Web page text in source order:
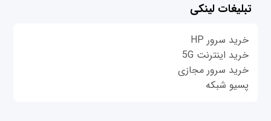
تبلیغات لینکی
خرید سرور HP
خرید اینترنت 5G
خرید سرور مجازی
پسیو شبکه